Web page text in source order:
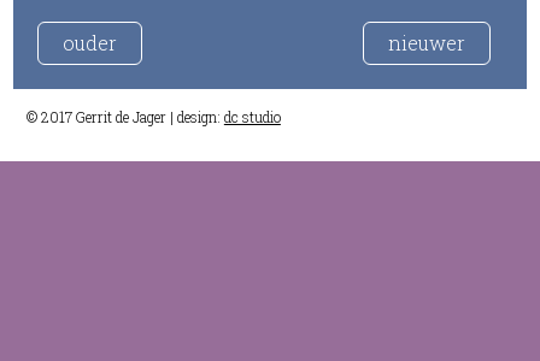
ouder nieuwer
© 2017 Gerrit de Jager | design: dc studio